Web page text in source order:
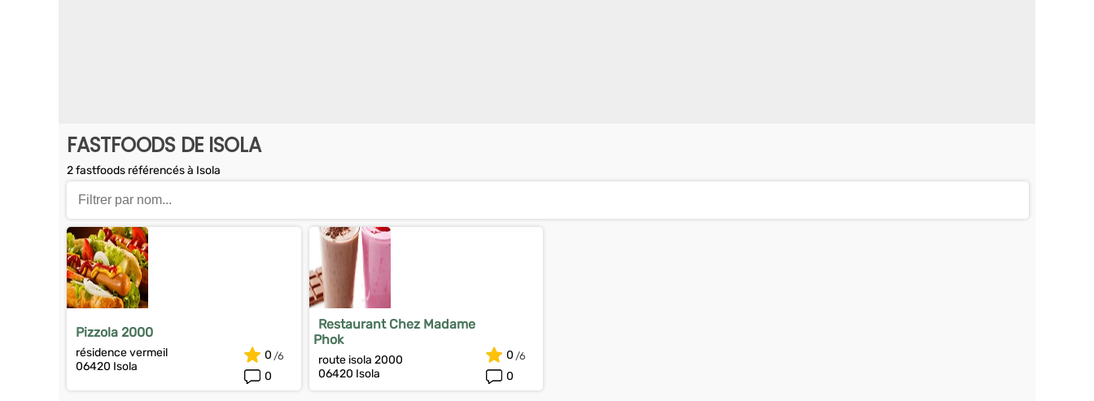
FASTFOODS DE ISOLA
2 fastfoods référencés à Isola
Pizzola 2000
résidence vermeil
06420 Isola
0
0
Restaurant Chez Madame
Phok
route isola 2000
06420 Isola
0
0